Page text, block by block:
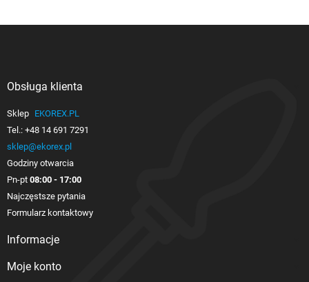
Obsługa klienta
Sklep EKOREX.PL
Tel.: +48 14 691 7291
sklep@ekorex.pl
Godziny otwarcia
Pn-pt 08:00 - 17:00
Najczęstsze pytania
Formularz kontaktowy
Informacje
Moje konto